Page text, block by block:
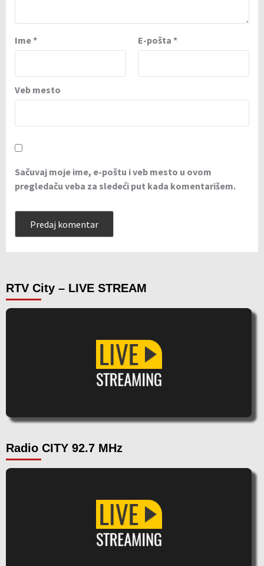
Ime* E-pošta *
Veb mesto
Sačuvaj moje ime, e-poštu i veb mesto u ovom
pregledaču veba za sledeći put kada komentarišem.
RTV City – LIVE STREAM
Radio CITY 92.7 MHz